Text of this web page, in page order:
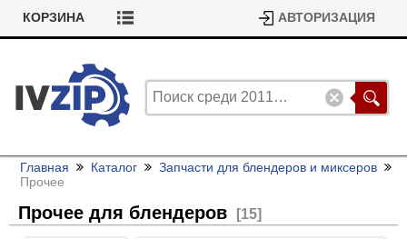
КОРЗИНА АВТОРИЗАЦИЯ
Главная Каталог
Запчасти для блендеров и миксеров
Прочее
Прочее для блендеров [15]